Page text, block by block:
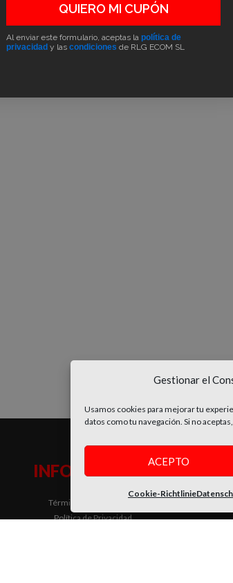
Gestionar el
Usamos cookies para mejorar tu
datos como tu navegación. Si no
ACEPTO
Cookie-Richtlinie
INFORMACIÓN
Términos y Condiciones
Política de Privacidad
QUIERO MI CUPÓN
Al enviar este formulario, aceptas la política de
privacidad y las condiciones de RLG ECOM SL